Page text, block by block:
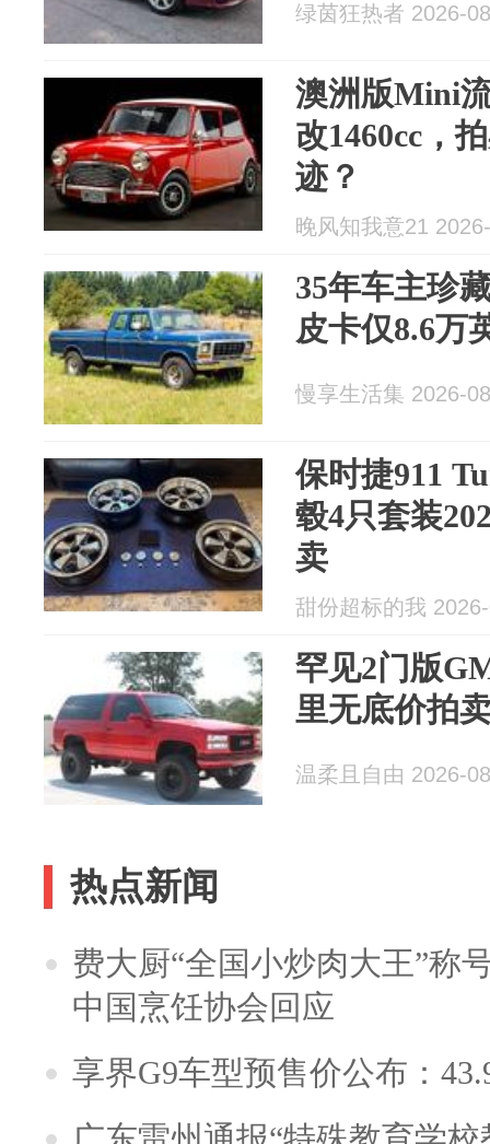
绿茵狂热者 2026-
澳洲版Mini
改1460cc，
迹？
晚风知我意21
35年车主珍
皮卡仅8.6万
慢享生活集 2026-
保时捷911
毂4只套装
卖
甜份超标的我
罕见2门版
里无底价拍
温柔且自由 2026-
热点新闻
费大厨“全国小炒肉大王”称
中国烹饪协会回应
享界G9车型预售价公布：